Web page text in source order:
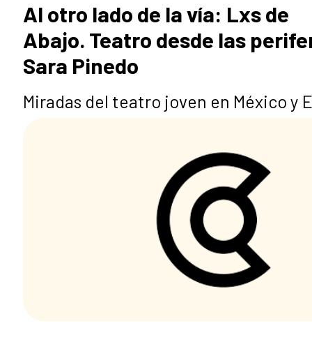
Al otro lado de la vía: Lxs de
Abajo. Teatro desde las
Sara Pinedo
Miradas del teatro joven en México y